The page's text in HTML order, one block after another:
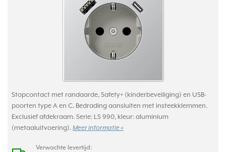
Stopcontact met randaarde, Safety+ (kinderbeveiliging) en USB-
poorten type A en C. Bedrading aansluiten met insteekklemmen.
Exclusief afdekraam. Serie: LS 990, kleur: aluminium
(metaaluitvoering). Meer informatie »
Verwachte levertijd: